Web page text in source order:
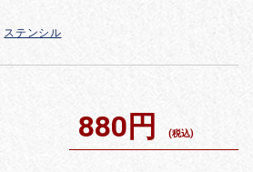
ステンシル
880円 (税込)